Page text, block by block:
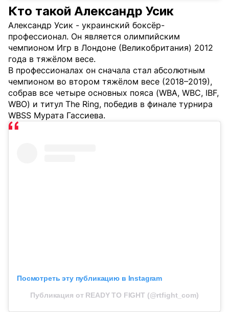
Кто такой Александр Усик
Александр Усик - украинский боксёр-
профессионал. Он является олимпийским
чемпионом Игр в Лондоне (Великобритания) 2012
года в тяжёлом весе.
В профессионалах он сначала стал абсолютным
чемпионом во втором тяжёлом весе (2018–2019),
собрав все четыре основных пояса (WBA, WBC, IBF,
WBO) и титул The Ring, победив в финале турнира
WBSS Мурата Гассиева.
Посмотреть эту публикацию в Instagram
Публикация от READY TO FIGHT (@rtfight_com)